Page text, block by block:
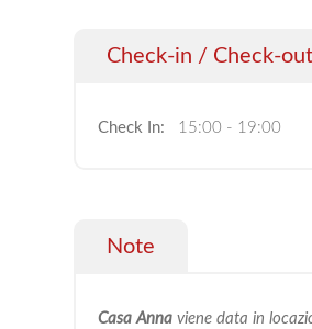
Check-in / Check-out
Check In: 15:00 - 19:00
Note
Casa Anna viene data in